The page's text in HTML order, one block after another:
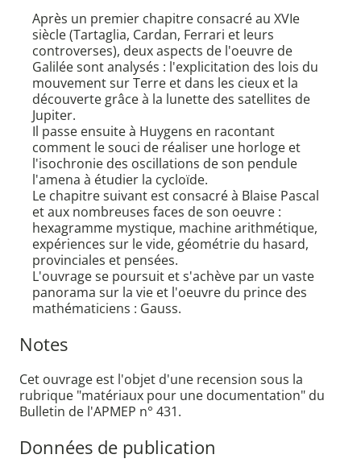
Après un premier chapitre consacré au XVIe
siècle (Tartaglia, Cardan, Ferrari et leurs
controverses), deux aspects de l'oeuvre de
Galilée sont analysés : l'explicitation des lois du
mouvement sur Terre et dans les cieux et la
découverte grâce à la lunette des satellites de
Jupiter.
Il passe ensuite à Huygens en racontant
comment le souci de réaliser une horloge et
l'isochronie des oscillations de son pendule
l'amena à étudier la cycloïde.
Le chapitre suivant est consacré à Blaise Pascal
et aux nombreuses faces de son oeuvre :
hexagramme mystique, machine arithmétique,
expériences sur le vide, géométrie du hasard,
provinciales et pensées.
L'ouvrage se poursuit et s'achève par un vaste
panorama sur la vie et l'oeuvre du prince des
mathématiciens : Gauss.
Notes
Cet ouvrage est l'objet d'une recension sous la
rubrique "matériaux pour une documentation" du
Bulletin de l'APMEP n° 431.
Données de publication